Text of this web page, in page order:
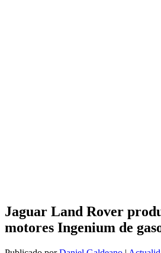
Jaguar Land Rover
motores Ingenium de